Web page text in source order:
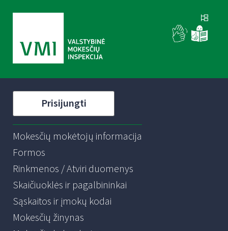
Prisijungti
Mokesčių mokėtojų informacija
Formos
Rinkmenos / Atviri duomenys
Skaičiuoklės ir pagalbininkai
Sąskaitos ir įmokų kodai
Mokesčių žinynas